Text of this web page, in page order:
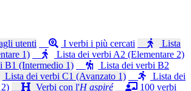
utenti
I verbi i più cercati
Lista
1)
Lista dei verbi A2 (Elementare 2)
B1 (Intermedio 1)
Lista dei verbi B2
Lista dei verbi C1 (Avanzato 1)
Lista dei
Verbi con l'H aspiré
100 verbi